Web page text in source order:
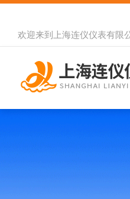
欢迎来到 上海连仪仪表有限